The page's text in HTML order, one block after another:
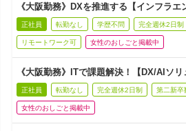
《大阪勤務》DXを推進する【インフラエ
正社員 転勤なし 学歴不問 完全週休2日制
リモートワーク可 女性のおしごと掲載中
《大阪勤務》ITで課題解決！【DX/AIソリ
正社員 転勤なし 完全週休2日制 第二新卒
女性のおしごと掲載中